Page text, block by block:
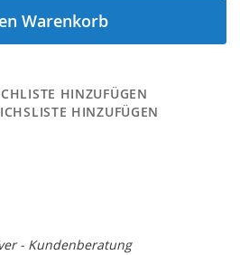
Warenkorb
HINZUFÜGEN
HINZUFÜGEN
- Kundenberatung